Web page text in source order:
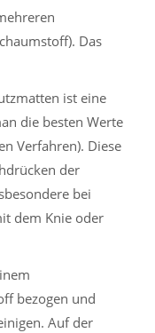
Das
ist eine
die besten Werte
Verfahren). Diese
der
bei
dem Knie oder
bezogen und
Auf der